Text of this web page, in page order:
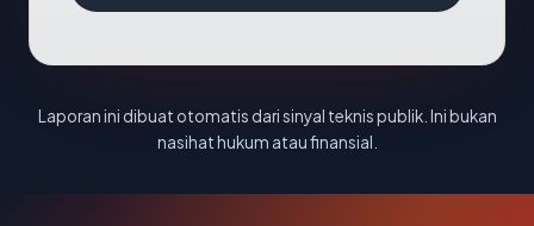
Laporan ini dibuat otomatis dari sinyal teknis publik. Ini bukan
nasihat hukum atau finansial.